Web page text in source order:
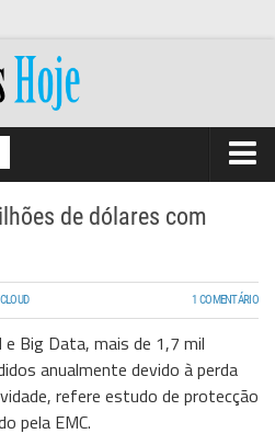
de dólares com
1 COMENTÁRIO
e Big Data, mais de 1,7 mil
anualmente devido à perda
refere estudo de protecção
pela EMC.